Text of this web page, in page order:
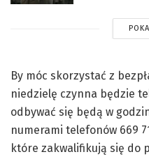
By móc skorzystać z
niedzielę czynna będzie
odbywać się będą w
numerami telefonów 669
które zakwalifikują się do